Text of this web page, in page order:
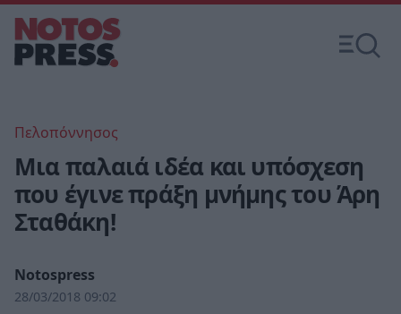
Πελοπόννησος
Mια παλαιά ιδέα και υπόσχεση
που έγινε πράξη μνήμης του Άρη
Σταθάκη!
Notospress
28/03/2018 09:02